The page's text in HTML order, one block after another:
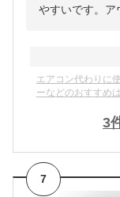
やすいです。ア
エアコン代わりに
ーなどのおすすめ
3
7